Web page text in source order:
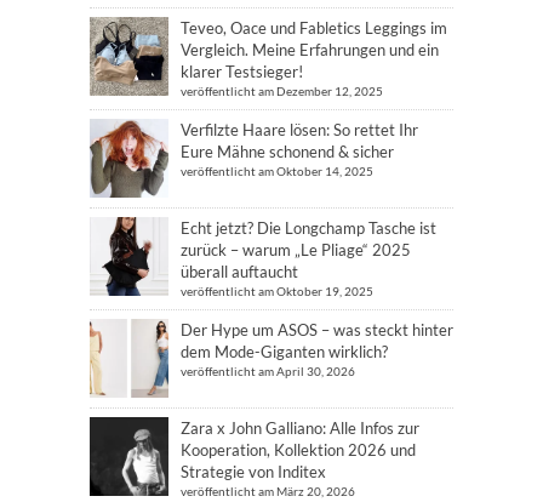
Teveo, Oace und Fabletics Leggings im
Vergleich. Meine Erfahrungen und ein
klarer Testsieger!
veröffentlicht am Dezember 12, 2025
Verfilzte Haare lösen: So rettet Ihr
Eure Mähne schonend & sicher
veröffentlicht am Oktober 14, 2025
Echt jetzt? Die Longchamp Tasche ist
zurück – warum „Le Pliage“ 2025
überall auftaucht
veröffentlicht am Oktober 19, 2025
Der Hype um ASOS – was steckt hinter
dem Mode-Giganten wirklich?
veröffentlicht am April 30, 2026
Zara x John Galliano: Alle Infos zur
Kooperation, Kollektion 2026 und
Strategie von Inditex
veröffentlicht am März 20, 2026